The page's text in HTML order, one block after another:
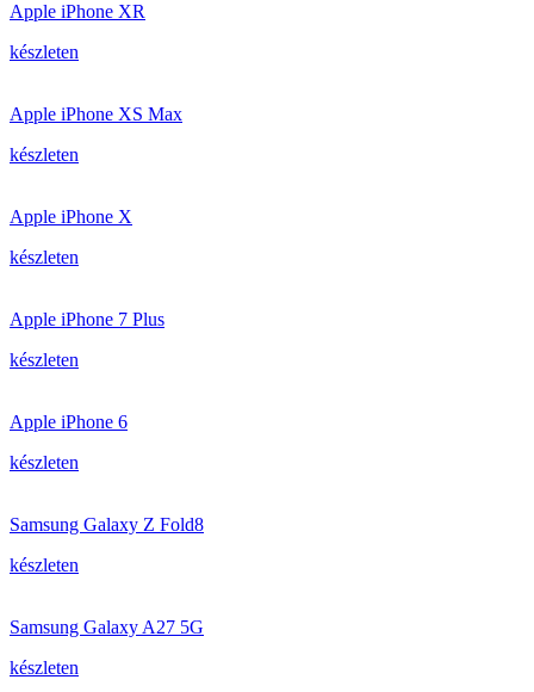
Apple iPhone XR
készleten
Apple iPhone XS Max
készleten
Apple iPhone X
készleten
Apple iPhone 7 Plus
készleten
Apple iPhone 6
készleten
Samsung Galaxy Z Fold8
készleten
Samsung Galaxy A27 5G
készleten